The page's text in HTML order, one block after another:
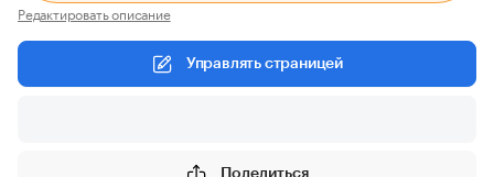
Редактировать описание
Управлять страницей
Поделиться